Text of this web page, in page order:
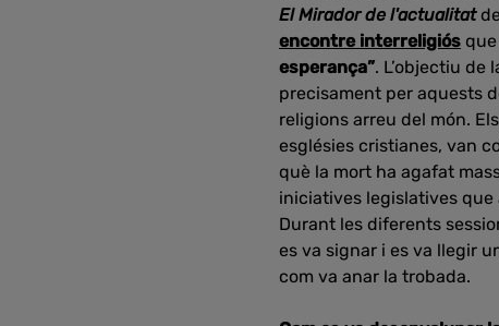
El Mirador de l'actualitat
encontre interreligiós
esperança”. L’objectiu
precisament per aquests
religions arreu del món.
esglésies cristianes, van
què la mort ha agafat
iniciatives legislatives que
Durant les diferents
es va signar i es va llegir
com va anar la trobada.